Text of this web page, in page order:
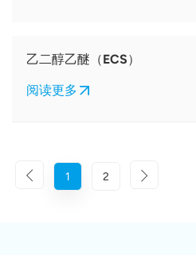
乙二醇乙醚（ECS）
阅读更多
1 2